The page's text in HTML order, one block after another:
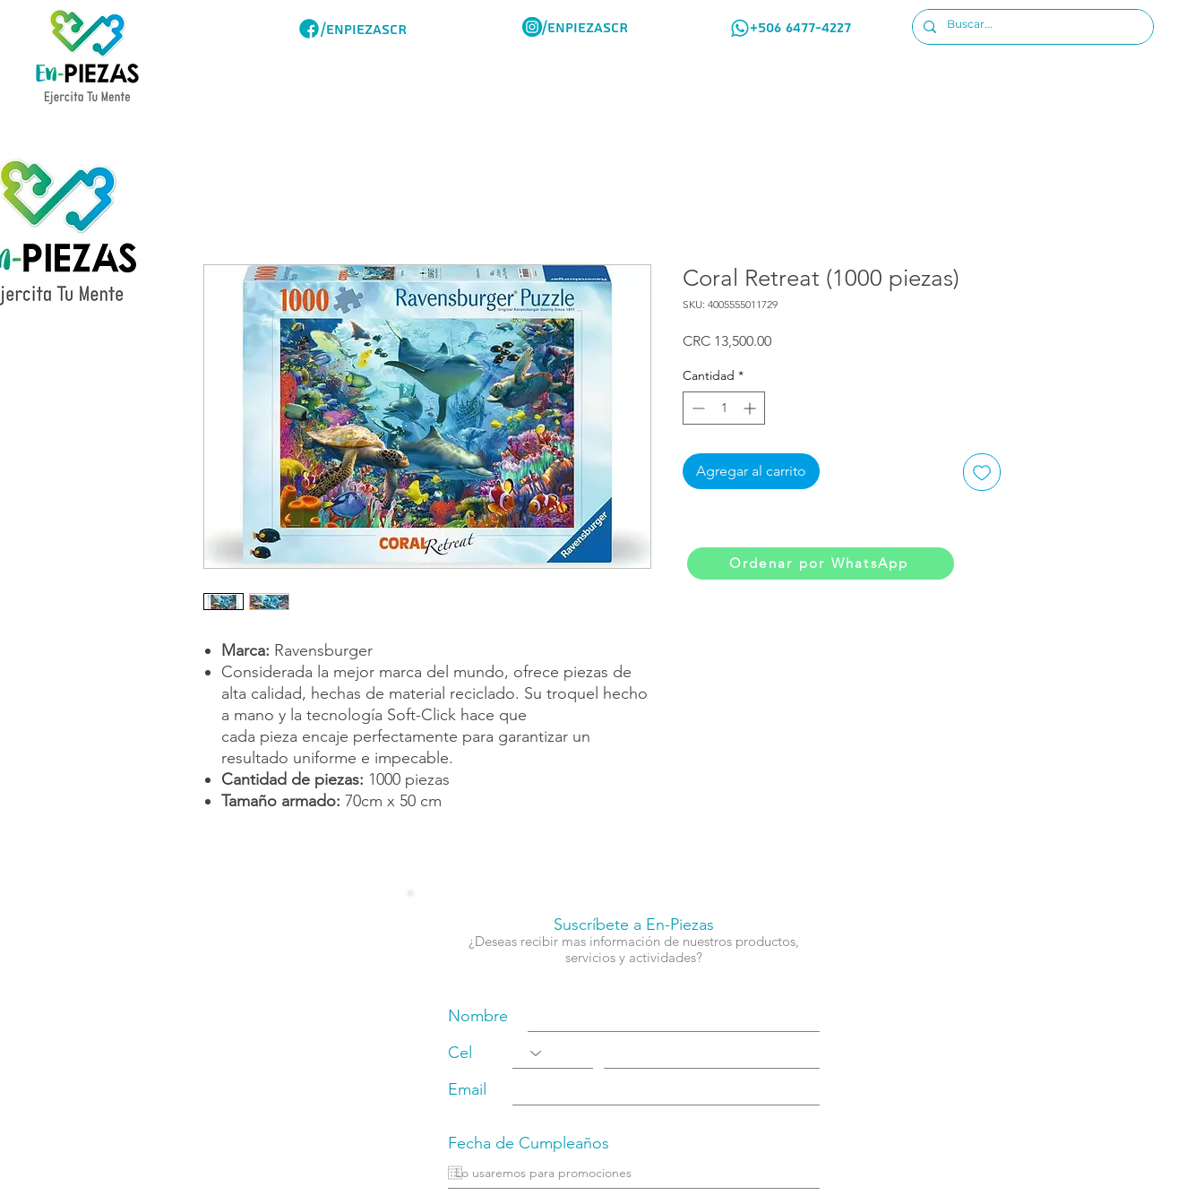
/ENPIEZASCR /ENPIEZASCR +506 6477-4227
Marca: Ravensburger
Considerada la mejor marca del mundo, ofrece piezas de
alta calidad, hechas de material reciclado. Su troquel hecho
a mano y la tecnología Soft-Click hace que
cada pieza encaje perfectamente para garantizar un
resultado uniforme e impecable.
Cantidad de piezas: 1000 piezas
Tamaño armado: 70cm x 50 cm
Coral Retreat (1000 piezas)
SKU: 4005555011729
CRC 13,500.00Precio
Cantidad *
Agregar al carrito
Ordenar por WhatsApp
Suscríbete a En-Piezas
¿Deseas recibir mas información de nuestros productos,
servicios y actividades?
Nombre
Cel
Email
Fecha de Cumpleaños